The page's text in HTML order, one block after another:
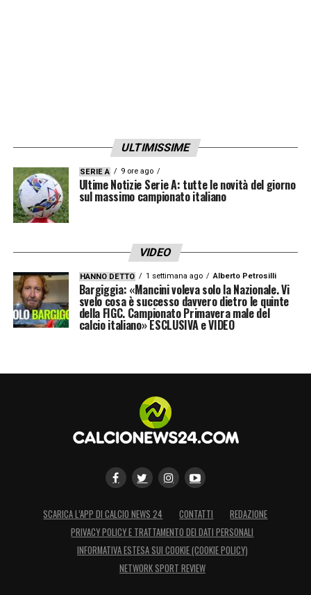
ULTIMISSIME
SERIE A 9 ore ago
Ultime Notizie Serie A: tutte le novità del giorno
sul massimo campionato italiano
VIDEO
HANNO DETTO 1 settimana ago Alberto Petrosilli
Bargiggia: «Mancini voleva solo la Nazionale. Vi
svelo cosa è successo davvero dietro le quinte
della FIGC. Campionato Primavera male del
calcio italiano» ESCLUSIVA e VIDEO
SCARICA L’APP DI CALCIO NEWS 24 CONTATTI
REDAZIONE
PRIVACY POLICY E TRATTAMENTO DEI DATI PERSONALI
INFORMATIVA ESTESA SUI COOKIE (COOKIE POLICY)
NETWORK SPORT REVIEW